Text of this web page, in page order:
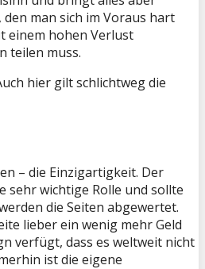
man sich im Voraus hart
einem hohen Verlust
teilen muss.
hier gilt schlichtweg die
– die Einzigartigkeit. Der
sehr wichtige Rolle und sollte
die Seiten abgewertet.
lieber ein wenig mehr Geld
verfügt, dass es weltweit nicht
ist die eigene